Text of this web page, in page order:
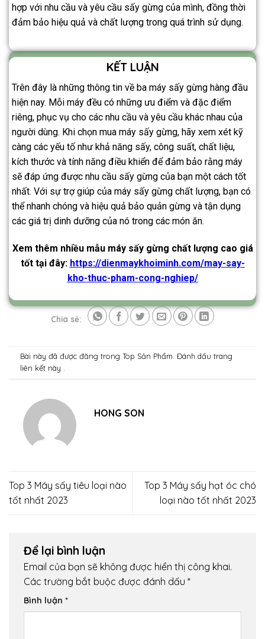
hợp với nhu cầu và yêu cầu sấy gừng của mình, đồng thời
đảm bảo hiệu quả và chất lượng trong quá trình sử dụng.
KẾT LUẬN
Trên đây là những thông tin về ba máy sấy gừng hàng đầu
hiện nay. Mỗi máy đều có những ưu điểm và đặc điểm
riêng, phục vụ cho các nhu cầu và yêu cầu khác nhau của
người dùng. Khi chọn mua máy sấy gừng, hãy xem xét kỹ
càng các yếu tố như khả năng sấy, công suất, chất liệu,
kích thước và tính năng điều khiển để đảm bảo rằng máy
sẽ đáp ứng được nhu cầu sấy gừng của bạn một cách tốt
nhất. Với sự trợ giúp của máy sấy gừng chất lượng, bạn có
thể nhanh chóng và hiệu quả bảo quản gừng và tận dụng
các giá trị dinh dưỡng của nó trong các món ăn.
Xem thêm nhiều mẫu máy sấy gừng chất lượng cao giá
tốt tại đây: https://dienmaykhoiminh.com/may-say-
kho-thuc-pham-cong-nghiep/
Chia sẻ:
Bài này đã được đăng trongTop Sản Phẩm . Đánh dấu trang
liên kết này .
HONG SON
Top 3 Máy sấy tiêu loại nào
tốt nhất 2023
Top 3 Máy sấy hạt óc chó
loại nào tốt nhất 2023
Để lại bình luận
Email của bạn sẽ không được hiển thị công khai.
Các trường bắt buộc được đánh dấu *
Bình luận *